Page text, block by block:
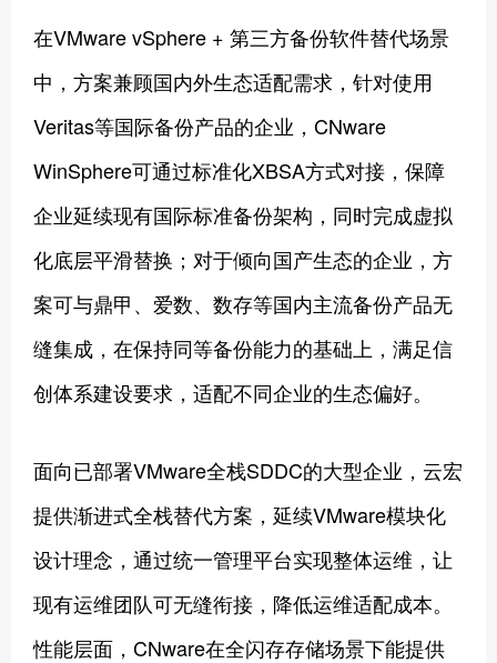
在VMware vSphere + 第三方备份软件替代场景
中，方案兼顾国内外生态适配需求，针对使用
Veritas等国际备份产品的企业，CNware
WinSphere可通过标准化XBSA方式对接，保障
企业延续现有国际标准备份架构，同时完成虚拟
化底层平滑替换；对于倾向国产生态的企业，方
案可与鼎甲、爱数、数存等国内主流备份产品无
缝集成，在保持同等备份能力的基础上，满足信
创体系建设要求，适配不同企业的生态偏好。
面向已部署VMware全栈SDDC的大型企业，云宏
提供渐进式全栈替代方案，延续VMware模块化
设计理念，通过统一管理平台实现整体运维，让
现有运维团队可无缝衔接，降低运维适配成本。
性能层面，CNware在全闪存存储场景下能提供